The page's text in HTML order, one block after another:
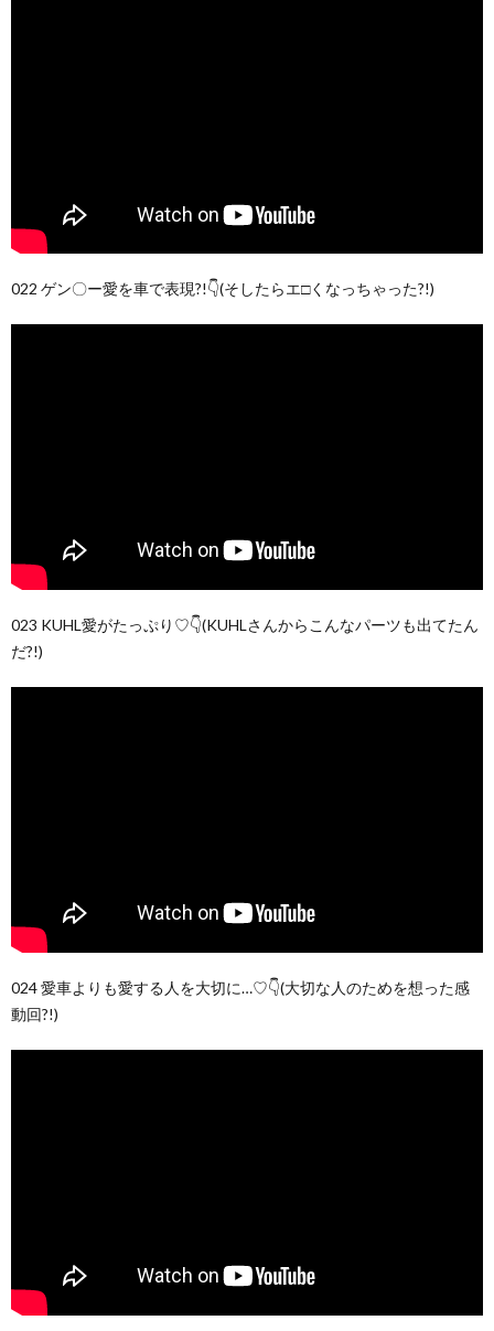
022 ゲン〇ー愛を車で表現?!👇(そしたらエ□くなっちゃった?!)
023 KUHL愛がたっぷり♡👇(KUHLさんからこんなパーツも出てたん
だ?!)
024 愛車よりも愛する人を大切に…♡👇(大切な人のためを想った感
動回?!)